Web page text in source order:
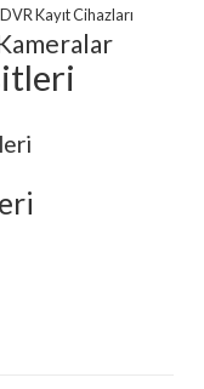
Kayıt Cihazları